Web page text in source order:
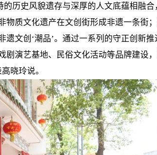
历史风貌遗存与深厚的人文底蕴相融合
质文化遗产在文创街形成非遗一条街
文创‘潮品’。通过一系列的守正创新推
演艺基地、民俗文化活动等品牌建设
晓玲说。